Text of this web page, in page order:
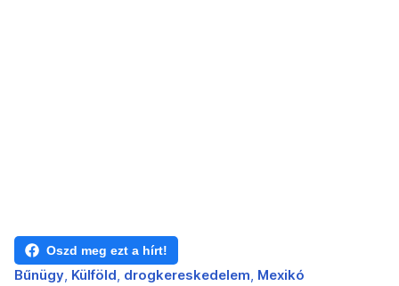
Oszd meg ezt a hírt!
Bűnügy Külföld drogkereskedelem Mexikó